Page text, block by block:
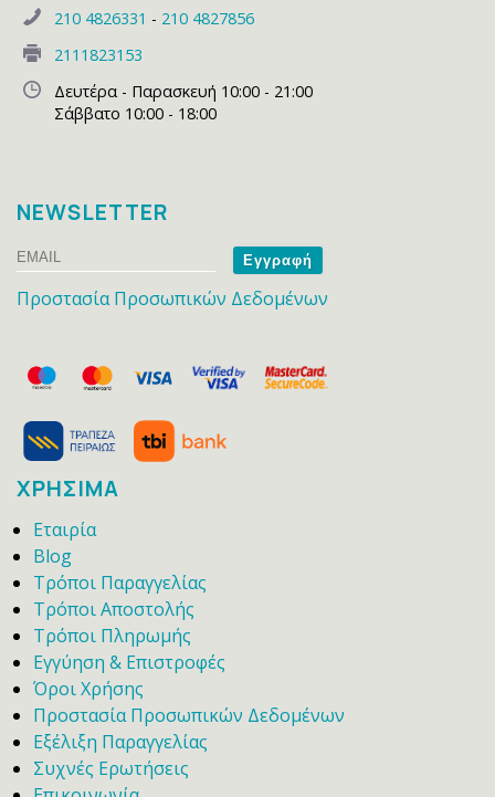
210 4826331 - 210 4827856
2111823153
Δευτέρα - Παρασκευή 10:00 - 21:00
Σάββατο 10:00 - 18:00
NEWSLETTER
Email
Name
Προστασία Προσωπικών Δεδομένων
ΧΡΗΣΙΜΑ
Εταιρία
Blog
Τρόποι Παραγγελίας
Τρόποι Αποστολής
Τρόποι Πληρωμής
Εγγύηση & Επιστροφές
Όροι Χρήσης
Προστασία Προσωπικών Δεδομένων
Εξέλιξη Παραγγελίας
Συχνές Ερωτήσεις